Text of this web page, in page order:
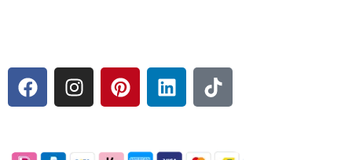
F
A
C
I
N
S
P
I
N
L
I
N
T
I
K